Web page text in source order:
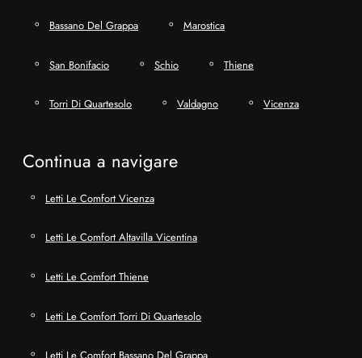
Bassano Del Grappa Marostica
San Bonifacio Schio Thiene
Torri Di Quartesolo Valdagno Vicenza
Continua a navigare
Letti Le Comfort Vicenza
Letti Le Comfort Altavilla Vicentina
Letti Le Comfort Thiene
Letti Le Comfort Torri Di Quartesolo